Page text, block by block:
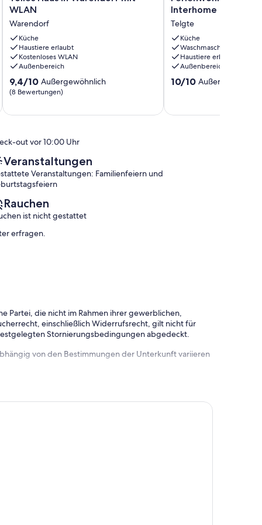
Haus
Warendorf
mit
WLAN
Warendorf
WLAN
Warendorf
Küche
Haustiere erlaubt
Kostenloses WLAN
Außenbereich
9.4
von
9,4/10 Außergewöhnlich
(8 Bewertungen)
Vadrup
Interhome
Telgte
Interhome
Telgte
Küche
Waschmaschine
Haustiere erlaubt
Außenbereich
10.0
10/10
out vor 10:00 Uhr
Veranstaltungen
Veranstaltungen: Familienfeiern und
Rauchen
ist nicht gestattet
erfragen.
Partei, die nicht im Rahmen ihrer gewerblichen,
einschließlich Widerrufsrecht, gilt nicht für
Stornierungsbedingungen abgedeckt.
von den Bestimmungen der Unterkunft variieren